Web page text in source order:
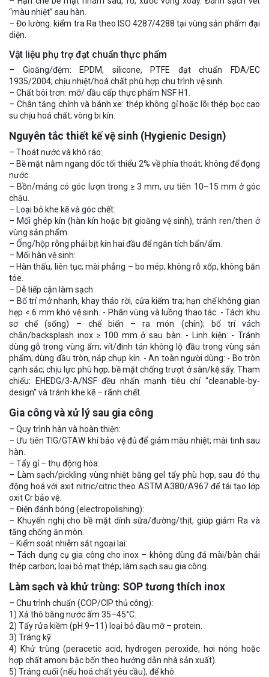
“màu nhiệt” sau hàn.
– Đo lường: kiểm tra Ra theo ISO 4287/4288 tại vùng sản phẩm đại
diện.
Vật liệu phụ trợ đạt chuẩn thực phẩm
– Gioăng/đệm: EPDM, silicone, PTFE đạt chuẩn FDA/EC
1935/2004; chịu nhiệt/hoá chất phù hợp chu trình vệ sinh.
– Chất bôi trơn: mỡ/ dầu cấp thực phẩm NSF H1.
– Chân tăng chỉnh và bánh xe: thép không gỉ hoặc lõi thép bọc cao
su chịu hoá chất; vòng bi kín.
Nguyên tắc thiết kế vệ sinh (Hygienic Design)
– Thoát nước và khô ráo:
– Bề mặt nằm ngang dốc tối thiểu 2% về phía thoát; không để đọng
nước.
– Bồn/máng có góc lượn trong ≥ 3 mm, ưu tiên 10–15 mm ở góc
chậu.
– Loại bỏ khe kẽ và góc chết:
– Mối ghép kín (hàn kín hoặc bịt gioăng vệ sinh), tránh ren/then ở
vùng sản phẩm.
– Ống/hộp rỗng phải bịt kín hai đầu để ngăn tích bẩn/ẩm.
– Mối hàn vệ sinh:
– Hàn thấu, liên tục; mài phẳng – bo mép; không rỗ xốp, không bắn
tóe.
– Dễ tiếp cận làm sạch:
– Bố trí mở nhanh, khay tháo rời, cửa kiểm tra; hạn chế không gian
hẹp < 6 mm khó vệ sinh. - Phân vùng và luồng thao tác: - Tách khu
sơ chế (sống) – chế biến – ra món (chín); bố trí vách
chắn/backsplash inox ≥ 100 mm ở sau bàn. - Linh kiện: - Tránh
dùng gỗ trong vùng ẩm; vít/đinh tán không lộ đầu trong vùng sản
phẩm; dùng đầu tròn, nắp chụp kín. - An toàn người dùng: - Bo tròn
cạnh sắc; chịu lực phù hợp; bề mặt chống trượt ở sàn/kệ sấy. Tham
chiếu: EHEDG/3-A/NSF đều nhấn mạnh tiêu chí “cleanable-by-
design” và tránh khe kẽ – rãnh chết.
Gia công và xử lý sau gia công
– Quy trình hàn và hoàn thiện:
– Ưu tiên TIG/GTAW khí bảo vệ đủ để giảm màu nhiệt; mài tinh sau
hàn.
– Tẩy gỉ – thụ động hóa:
– Làm sạch/pickling vùng nhiệt bằng gel tẩy phù hợp, sau đó thụ
động hoá với axit nitric/citric theo ASTM A380/A967 để tái tạo lớp
oxit Cr bảo vệ.
– Điện đánh bóng (electropolishing):
– Khuyến nghị cho bề mặt dính sữa/đường/thịt, giúp giảm Ra và
tăng chống ăn mòn.
– Kiểm soát nhiễm sắt ngoại lai:
– Tách dụng cụ gia công cho inox – không dùng đá mài/bàn chải
thép carbon; loại bỏ mạt thép; làm sạch sau gia công.
Làm sạch và khử trùng: SOP tương thích inox
– Chu trình chuẩn (COP/CIP thủ công):
1) Xả thô bằng nước ấm 35–45°C.
2) Tẩy rửa kiềm (pH 9–11) loại bỏ dầu mỡ – protein.
3) Tráng kỹ.
4) Khử trùng (peracetic acid, hydrogen peroxide, hơi nóng hoặc
hợp chất amoni bậc bốn theo hướng dẫn nhà sản xuất).
5) Tráng cuối (nếu hoá chất yêu cầu), để khô.